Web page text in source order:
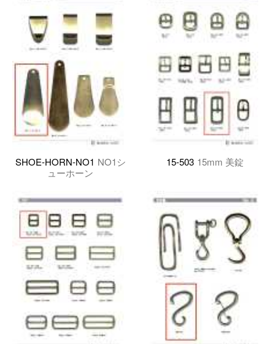
SHOE-HORN-NO1 NO1シ
ューホーン
15-503 15mm 美錠